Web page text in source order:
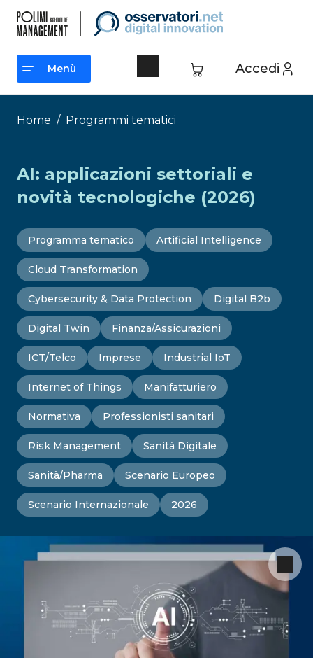
contenuto
Accedi
Menù
Menù
Home / Programmi tematici
AI: applicazioni settoriali e
novità tecnologiche (2026)
Programma tematico Artificial Intelligence
Cloud Transformation
Cybersecurity & Data Protection Digital B2b
Digital Twin Finanza/Assicurazioni
ICT/Telco Imprese Industrial IoT
Internet of Things Manifatturiero
Normativa Professionisti sanitari
Risk Management Sanità Digitale
Sanità/Pharma Scenario Europeo
Scenario Internazionale 2026